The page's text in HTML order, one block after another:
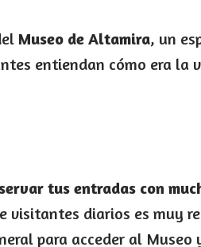
Museo de Altamira, un
entiendan cómo era la
tus entradas con
visitantes diarios es muy
para acceder al Museo